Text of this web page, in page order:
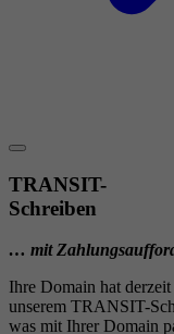
TRANSIT-
Schreiben
… mit
Ihre Domain hat
unserem TRANSIT-
was mit Ihrer Domain